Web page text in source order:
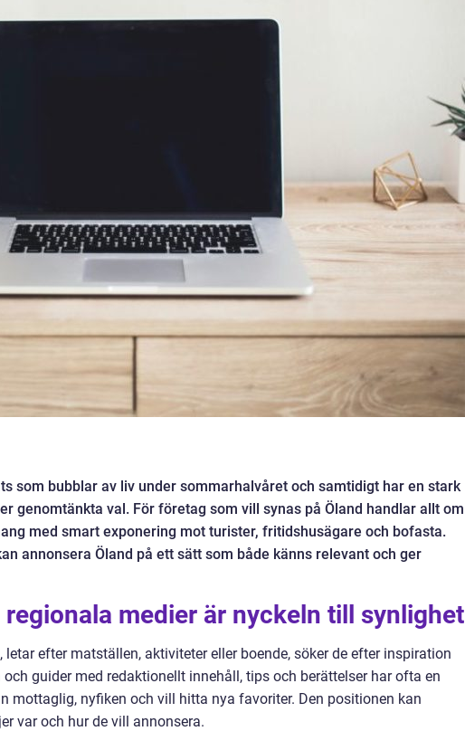
som bubblar av liv under sommarhalvåret och samtidigt har en stark
genomtänkta val. För företag som vill synas på Öland handlar allt om
med smart exponering mot turister, fritidshusägare och bofasta.
annonsera Öland på ett sätt som både känns relevant och ger
medier är nyckeln till synlighet
letar efter matställen, aktiviteter eller boende, söker de efter inspiration
guider med redaktionellt innehåll, tips och berättelser har ofta en
mottaglig, nyfiken och vill hitta nya favoriter. Den positionen kan
var och hur de vill annonsera.